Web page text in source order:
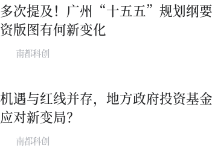
多次提及！广州“十五五”规划纲
资版图有何新变化
南都科创
机遇与红线并存，地方政府投资基
应对新变局？
南都科创